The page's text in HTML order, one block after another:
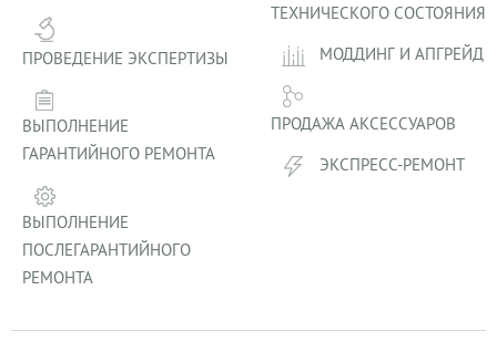
ПРОВЕДЕНИЕ ЭКСПЕРТИЗЫ
ВЫПОЛНЕНИЕ
ГАРАНТИЙНОГО РЕМОНТА
ВЫПОЛНЕНИЕ
ПОСЛЕГАРАНТИЙНОГО
РЕМОНТА
ТЕХНИЧЕСКОГО СОСТОЯНИЯ
МОДДИНГ И АПГРЕЙД
ПРОДАЖА АКСЕССУАРОВ
ЭКСПРЕСС-РЕМОНТ